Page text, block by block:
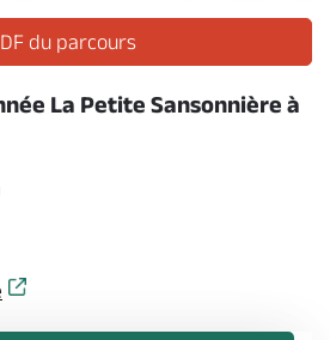
ligne
du parcours
La Petite Sansonnière à